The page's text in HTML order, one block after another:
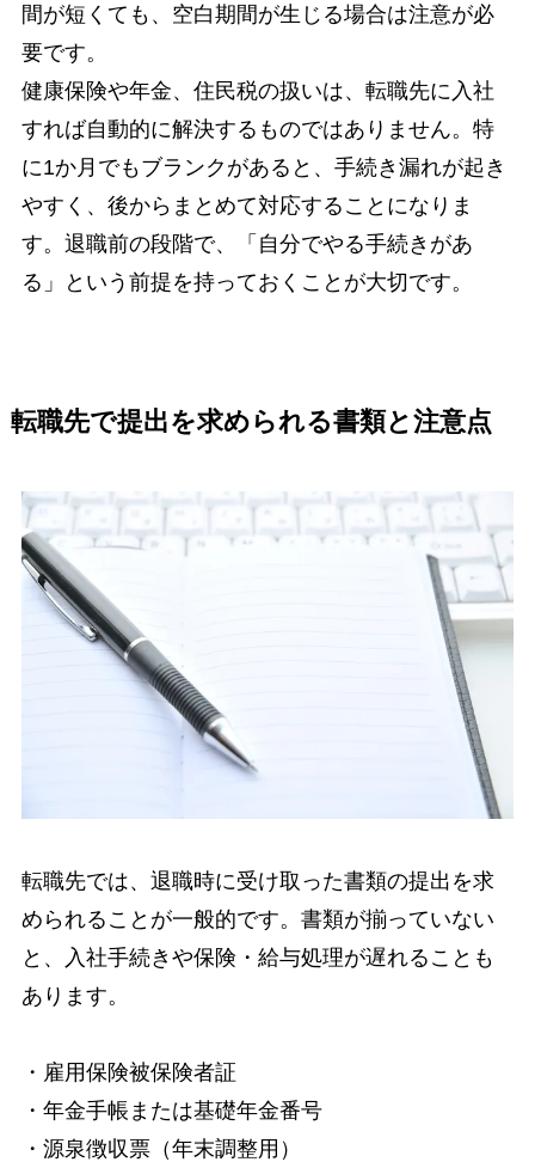
間が短くても、空白期間が生じる場合は注意が必
要です。
健康保険や年金、住民税の扱いは、転職先に入社
すれば自動的に解決するものではありません。特
に1か月でもブランクがあると、手続き漏れが起き
やすく、後からまとめて対応することになりま
す。退職前の段階で、「自分でやる手続きがあ
る」という前提を持っておくことが大切です。
転職先で提出を求められる書類と注意点
転職先では、退職時に受け取った書類の提出を求
められることが一般的です。書類が揃っていない
と、入社手続きや保険・給与処理が遅れることも
あります。
・雇用保険被保険者証
・年金手帳または基礎年金番号
・源泉徴収票（年末調整用）